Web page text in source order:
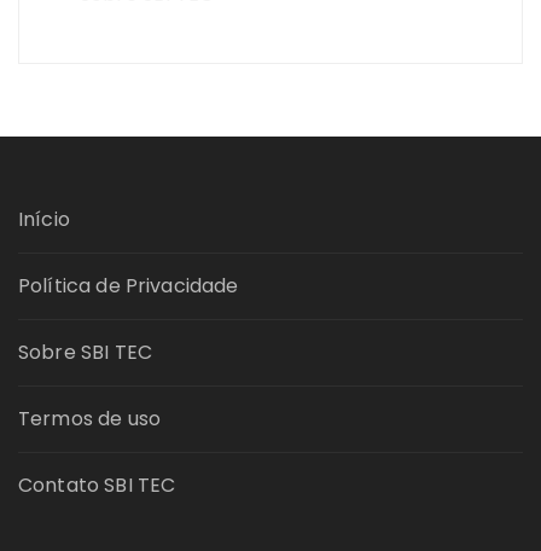
Início
Política de Privacidade
Sobre SBI TEC
Termos de uso
Contato SBI TEC